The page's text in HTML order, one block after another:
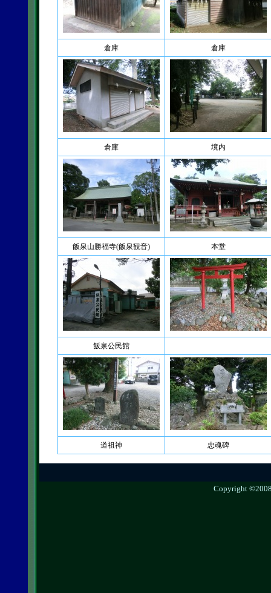
倉庫 倉庫
倉庫 境内
飯泉山勝福寺(飯泉観音) 本堂
飯泉公民館
道祖神 忠魂碑
Copyright